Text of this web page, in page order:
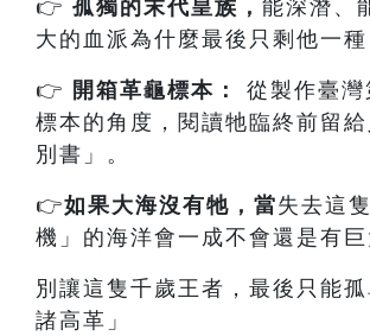
👉 孤獨的末代皇族 ， 能深潛、
大的血派為什麼最後只剩他一種
👉 開箱革龜標本：
從製作臺灣
標本的角度，閱讀牠臨終前留
別書」。
👉如果大海沒有牠 ，當失去這
機」的海洋會一成不會還是有巨
別讓這隻千歲王者，最後只能
諸高革」